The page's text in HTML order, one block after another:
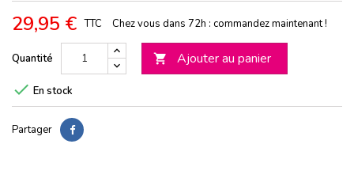
29,95 € TTC Chez vous dans 72h : commandez maintenant !
Quantité  Ajouter au panier
 En stock
Partager